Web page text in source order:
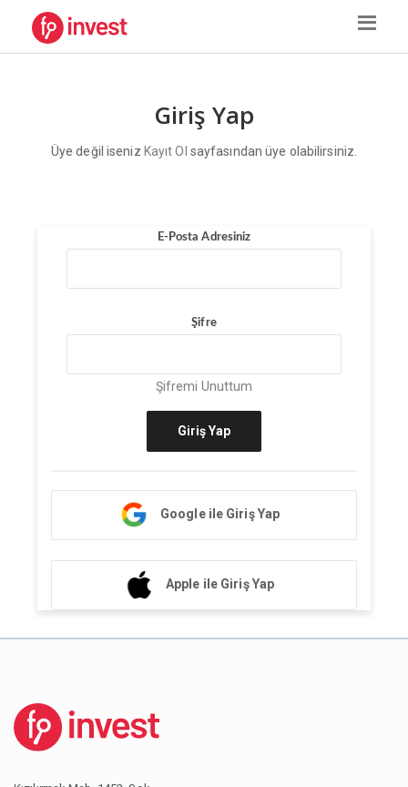
Giriş Yap
Üye değil iseniz Kayıt Ol sayfasından üye olabilirsiniz.
E-Posta Adresiniz
Şifre
Şifremi Unuttum
Giriş Yap
Google ile Giriş Yap
Apple ile Giriş Yap